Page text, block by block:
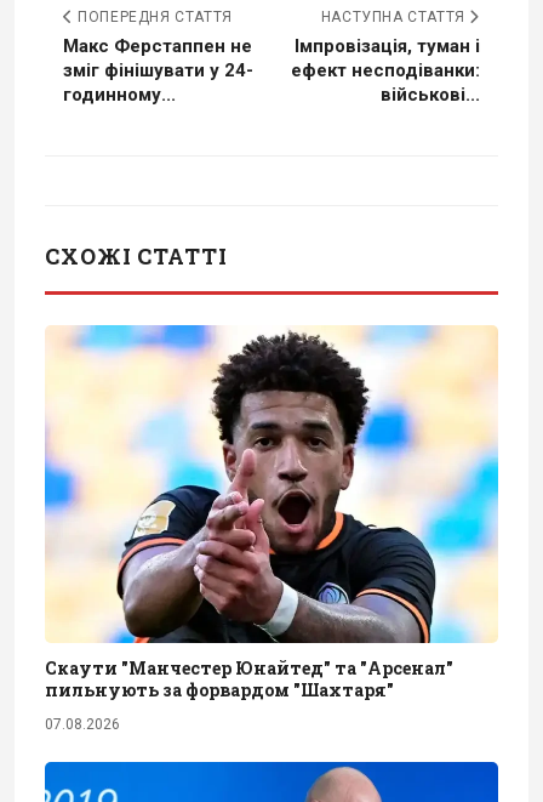
ПОПЕРЕДНЯ СТАТТЯ
Макс Ферстаппен не
зміг фінішувати у 24-
годинному...
НАСТУПНА СТАТТЯ
Імпровізація, туман і
ефект несподіванки:
військові...
СХОЖІ СТАТТІ
Скаути "Манчестер Юнайтед" та "Арсенал"
пильнують за форвардом "Шахтаря"
07.08.2026